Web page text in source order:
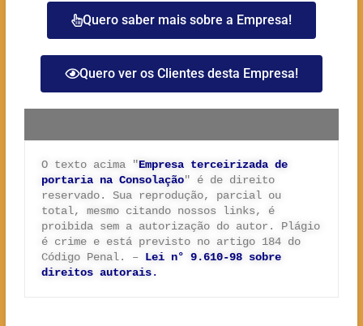
Quero saber mais sobre a Empresa!
Quero ver os Clientes desta Empresa!
O texto acima "Empresa terceirizada de
portaria na Consolação" é de direito
reservado. Sua reprodução, parcial ou
total, mesmo citando nossos links, é
proibida sem a autorização do autor. Plágio
é crime e está previsto no artigo 184 do
Código Penal. – Lei n° 9.610-98 sobre
direitos autorais.